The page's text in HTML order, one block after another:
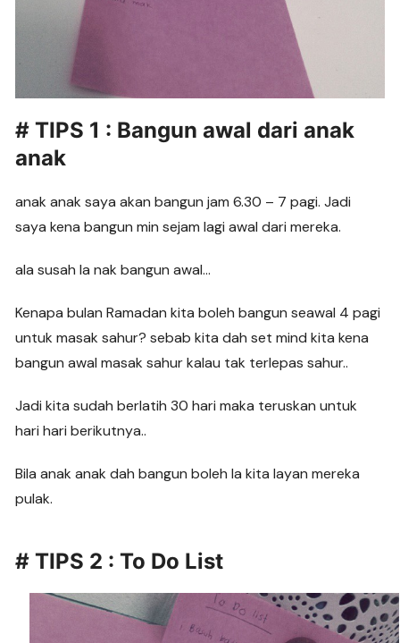
# TIPS 1 : Bangun awal dari anak
anak
anak anak saya akan bangun jam 6.30 – 7 pagi. Jadi
saya kena bangun min sejam lagi awal dari mereka.
ala susah la nak bangun awal…
Kenapa bulan Ramadan kita boleh bangun seawal 4 pagi
untuk masak sahur? sebab kita dah set mind kita kena
bangun awal masak sahur kalau tak terlepas sahur..
Jadi kita sudah berlatih 30 hari maka teruskan untuk
hari hari berikutnya..
Bila anak anak dah bangun boleh la kita layan mereka
pulak.
# TIPS 2 : To Do List